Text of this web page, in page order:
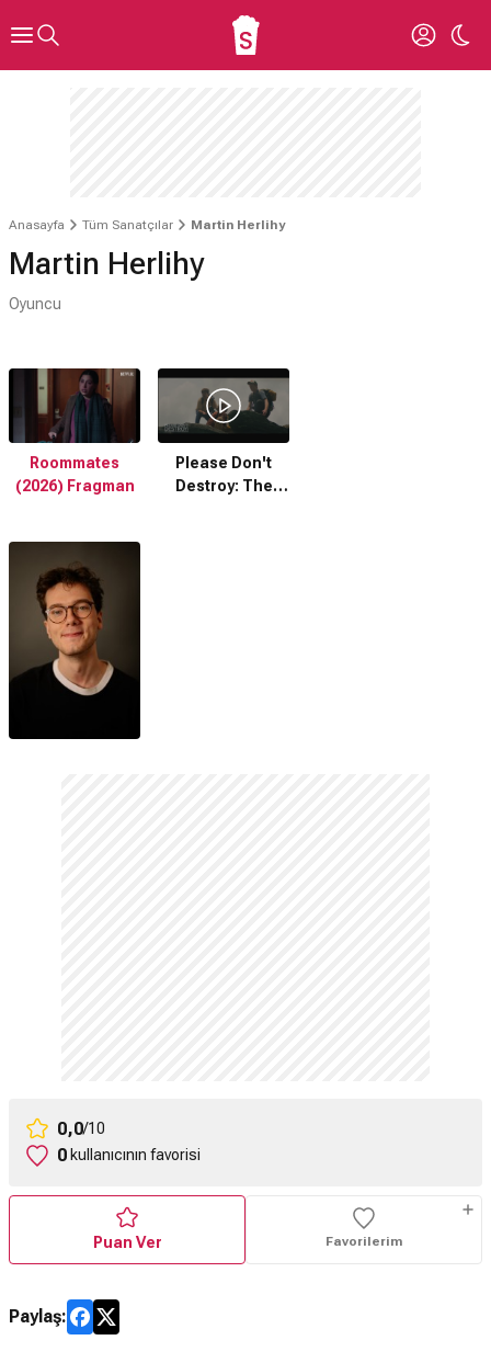
Anasayfa Tüm Sanatçılar Martin Herlihy
Martin Herlihy
Oyuncu
Roommates
(2026) Fragman
Please Don't
Destroy: The
0,0/10
0 kullanıcının favorisi
Puan Ver Favorilerim
Paylaş: